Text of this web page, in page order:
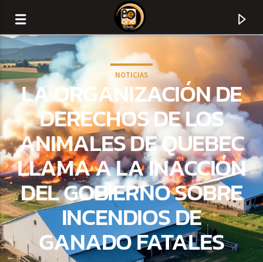
CURRENT TRACK
TITLE
ARTIST
NOTICIAS
LA ORGANIZACIÓN DE
DERECHOS DE LOS
ANIMALES DE QUEBEC
LLAMA A LA INACCIÓN
DEL GOBIERNO SOBRE
INCENDIOS DE
GANADO FATALES